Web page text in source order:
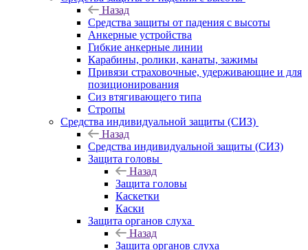
Назад
Средства защиты от падения с высоты
Анкерные устройства
Гибкие анкерные линии
Карабины, ролики, канаты, зажимы
Привязи страховочные, удерживающие и для
позиционирования
Сиз втягивающего типа
Стропы
Средства индивидуальной защиты (СИЗ)
Назад
Средства индивидуальной защиты (СИЗ)
Защита головы
Назад
Защита головы
Каскетки
Каски
Защита органов слуха
Назад
Защита органов слуха